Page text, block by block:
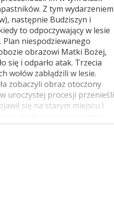
Z tym wydarzeniem
następnie Budziszyn i
to odpoczywający w lesie
Plan niespodziewanego
obrazowi Matki Bożej,
się i odparło atak. Trzecia
wołów zabłądzili w lesie.
zobaczyli obraz otoczony
uroczystej procesji przenieśli
się na starym miejscu i
obok którego wytrysnęło
r. Michał Goliginowicz
Przy kościele wytyczono
parafię Budzieszyn do parafii
obrazu MB
tymże roku przeniesiono